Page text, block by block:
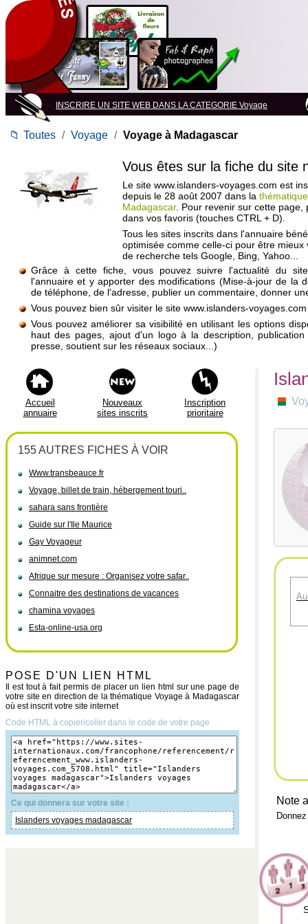
INSCRIRE UN SITE WEB DANS LA CATEGORIE Voyage
📁 Toutes / Voyage / Voyage à Madagascar
Vous êtes sur la fiche du site
Le site www.islanders-voyages.com est
depuis le 28 août 2007 dans la
Madagascar. Pour revenir sur cette page,
dans vos favoris (touches CTRL + D).
Tous les sites inscrits dans l'annuaire
optimisée comme celle-ci pour être mieux
de recherche tels Google, Bing, Yahoo...
Grâce à cette fiche, vous pouvez suivre l'actualité du
l'annuaire et y apporter des modifications (Mise-à-jour de la
de téléphone, de l'adresse, publier un commentaire, donner
Vous pouvez bien sûr visiter le site www.islanders-voyages.com
Vous pouvez améliorer sa visibilité en utilisant les options
haut des pages, ajout d'un logo à la description,
presse, soutient sur les réseaux sociaux...)
Accueil
annuaire
Nouveaux
sites inscrits
Inscription
prioritaire
155 AUTRES FICHES À VOIR
Www.transbeauce.fr
Voyage, billet de train, hébergement touri..
sahara sans frontière
Guide sur l'Ile Maurice
Gay Voyageur
animnet.com
Afrique sur mesure : Organisez votre safar..
Connaitre des destinations de vacances
chamina voyages
Esta-online-usa.org
POSE D'UN LIEN HTML
Il est tout à fait permis de placer un lien html sur une page de
votre site en direction de la thématique Voyage à Madagascar
où est inscrit votre site internet
Code HTML à copier/coller dans le code de votre page
Ce qui donnera sur votre site :
Islanders voyages madagascar
Note